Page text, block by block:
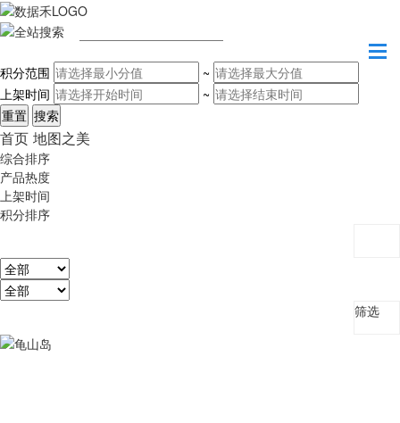
积分范围
~
上架时间
~
首页 地图之美
综合排序
产品热度
上架时间
积分排序
筛选